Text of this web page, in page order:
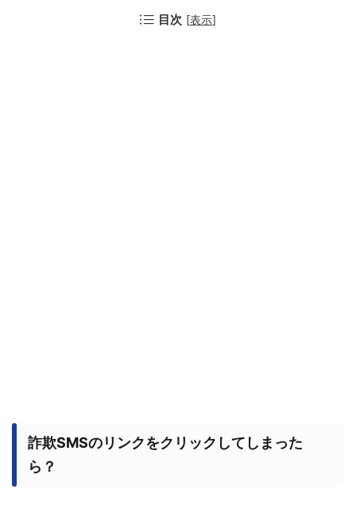
目次 [表示]
詐欺SMSのリンクをクリックしてしまった
ら？